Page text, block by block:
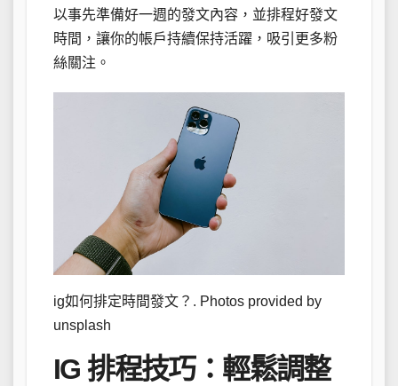
以事先準備好一週的發文內容，並排程好發文
時間，讓你的帳戶持續保持活躍，吸引更多粉
絲關注。
ig如何排定時間發文？. Photos provided by
unsplash
IG 排程技巧：輕鬆調整